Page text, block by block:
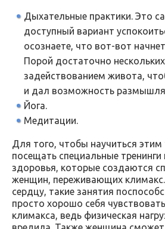
Дыхательные практики. Это
доступный вариант
осознаете, что вот-вот
Порой достаточно
задействованием живота,
и дал возможность
Йога.
Медитации.
Для того, чтобы научиться
посещать специальные тренинги
здоровья, которые создаются
женщин, переживающих
сердцу, такие занятия
просто хорошо себя
климакса, ведь физическая